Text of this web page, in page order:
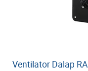
Ventilator Dalap